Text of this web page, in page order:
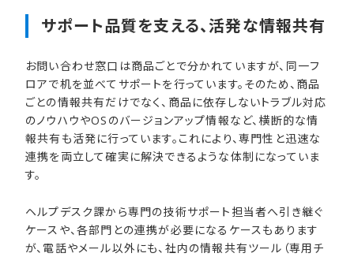
サポート品質を​支える、​活発な​情報共有
お問い合わせ窓口は商品ごとで分かれていますが、同一フ
ロアで机を並べてサポートを行っています。そのため、商品
ごとの情報共有だけでなく、商品に依存しないトラブル対応
のノウハウやOSのバージョンアップ情報など、横断的な情
報共有も活発に行っています。これにより、専門性と迅速な
連携を両立して確実に解決できるような体制になっていま
す。
ヘルプデスク課から専門の技術サポート担当者へ引き継ぐ
ケースや、各部門との連携が必要になるケースもあります
が、電話やメール以外にも、社内の情報共有ツール（専用チ